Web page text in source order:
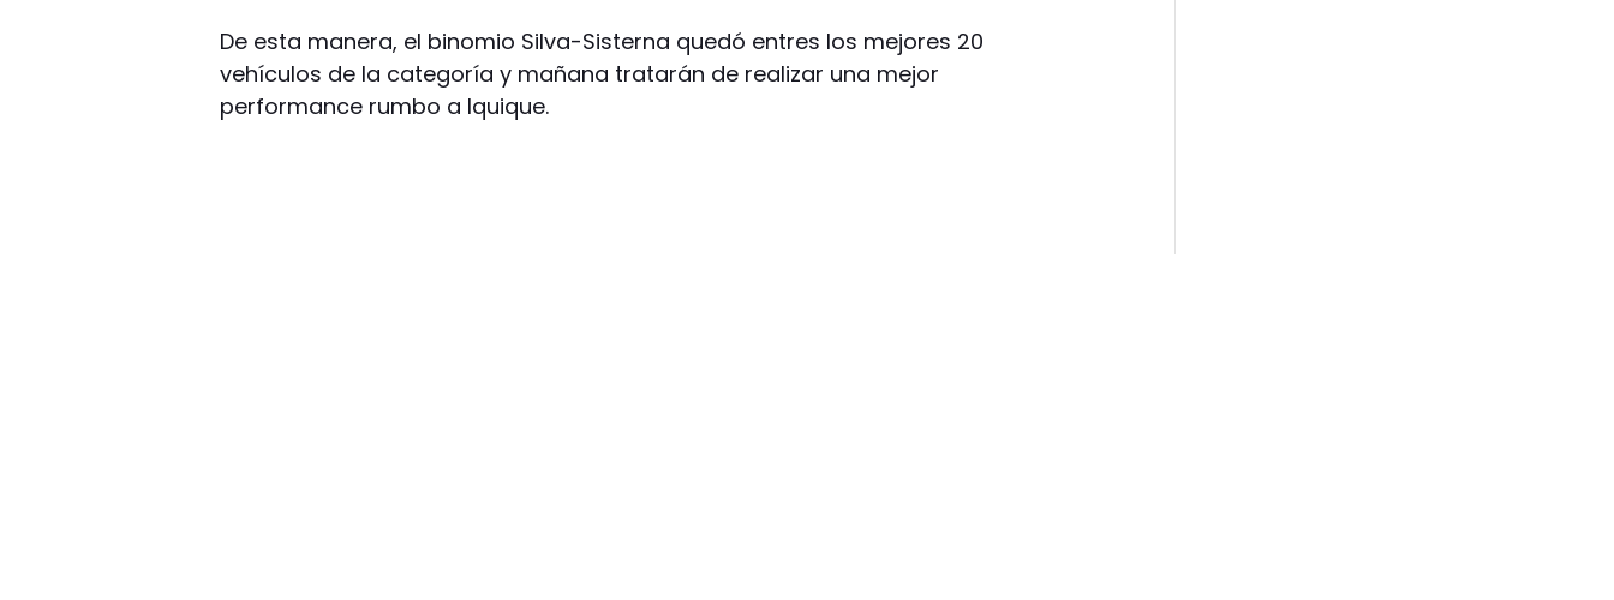
De esta manera, el binomio Silva-Sisterna quedó entres los mejores 20
vehículos de la categoría y mañana tratarán de realizar una mejor
performance rumbo a Iquique.